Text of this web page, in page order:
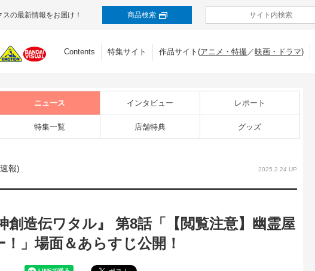
の最新情報をお届け！ 商品検索
Contents 特集サイト 作品サイト(アニメ・特撮／映画・ドラマ)
ニュース インタビュー レポート
特集一覧 店舗特典 グッズ
報) 2025.2.24 UP
創造伝ワタル』 第8話「【閲覧注意】幽霊屋
」場面＆あらすじ公開！